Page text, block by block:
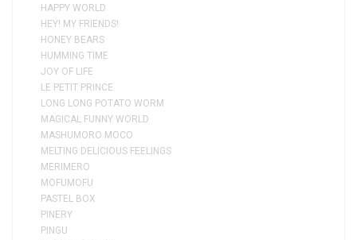
HAPPY WORLD
HEY! MY FRIENDS!
HONEY BEARS
HUMMING TIME
JOY OF LIFE
LE PETIT PRINCE
LONG LONG POTATO WORM
MAGICAL FUNNY WORLD
MASHUMORO MOCO
MELTING DELICIOUS FEELINGS
MERIMERO
MOFUMOFU
PASTEL BOX
PINERY
PINGU